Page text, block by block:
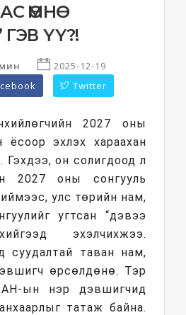
ӨМНӨ
ГЭВ ҮҮ?!
2025-12-19
Twitter
2027 оны
ёсоор эхлэх хараахан
Гэхдээ, он солигдоод л
2027 оны сонгууль
улс төрийн нам,
угтсан “дэвээ
эхэлчихжээ.
таван нам,
өрсөлдөнө. Тэр
ын нэр дэвшигчид
татаж байна.